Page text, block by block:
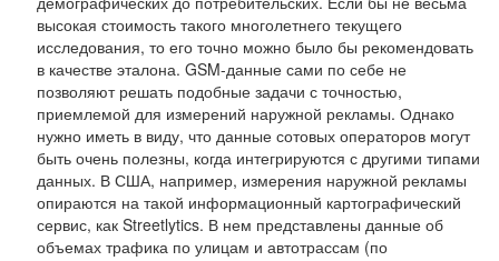
высокая стоимость такого многолетнего текущего
исследования, то его точно можно было бы рекомендовать
в качестве эталона. GSM-данные сами по себе не
позволяют решать подобные задачи с точностью,
приемлемой для измерений наружной рекламы. Однако
нужно иметь в виду, что данные сотовых операторов могут
быть очень полезны, когда интегрируются с другими типами
данных. В США, например, измерения наружной рекламы
опираются на такой информационный картографический
сервис, как Streetlytics. В нем представлены данные об
объемах трафика по улицам и автотрассам (по